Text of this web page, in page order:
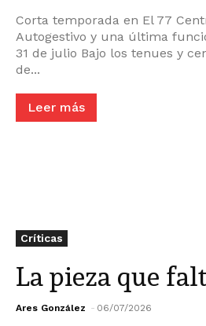
Corta temporada en El 77
Autogestivo y una última
31 de julio Bajo los tenues y
de...
Leer más
Críticas
La pieza que
Ares González - 06/07/2026